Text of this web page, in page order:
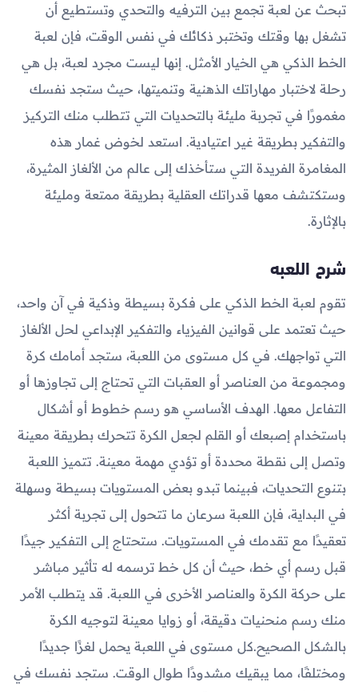
تبحث عن لعبة تجمع بين الترفيه والتحدي وتستطيع أن
تشغل بها وقتك وتختبر ذكائك في نفس الوقت، فإن لعبة
الخط الذكي هي الخيار الأمثل. إنها ليست مجرد لعبة، بل هي
رحلة لاختبار مهاراتك الذهنية وتنميتها، حيث ستجد نفسك
مغمورًا في تجربة مليئة بالتحديات التي تتطلب منك التركيز
والتفكير بطريقة غير اعتيادية. استعد لخوض غمار هذه
المغامرة الفريدة التي ستأخذك إلى عالم من الألغاز المثيرة،
وستكتشف معها قدراتك العقلية بطريقة ممتعة ومليئة
بالإثارة.
شرح اللعبه
تقوم لعبة الخط الذكي على فكرة بسيطة وذكية في آن واحد،
حيث تعتمد على قوانين الفيزياء والتفكير الإبداعي لحل الألغاز
التي تواجهك. في كل مستوى من اللعبة، ستجد أمامك كرة
ومجموعة من العناصر أو العقبات التي تحتاج إلى تجاوزها أو
التفاعل معها. الهدف الأساسي هو رسم خطوط أو أشكال
باستخدام إصبعك أو القلم لجعل الكرة تتحرك بطريقة معينة
وتصل إلى نقطة محددة أو تؤدي مهمة معينة. تتميز اللعبة
بتنوع التحديات، فبينما تبدو بعض المستويات بسيطة وسهلة
في البداية، فإن اللعبة سرعان ما تتحول إلى تجربة أكثر
تعقيدًا مع تقدمك في المستويات. ستحتاج إلى التفكير جيدًا
قبل رسم أي خط، حيث أن كل خط ترسمه له تأثير مباشر
على حركة الكرة والعناصر الأخرى في اللعبة. قد يتطلب الأمر
منك رسم منحنيات دقيقة، أو زوايا معينة لتوجيه الكرة
بالشكل الصحيح.كل مستوى في اللعبة يحمل لغزًا جديدًا
ومختلفًا، مما يبقيك مشدودًا طوال الوقت. ستجد نفسك في